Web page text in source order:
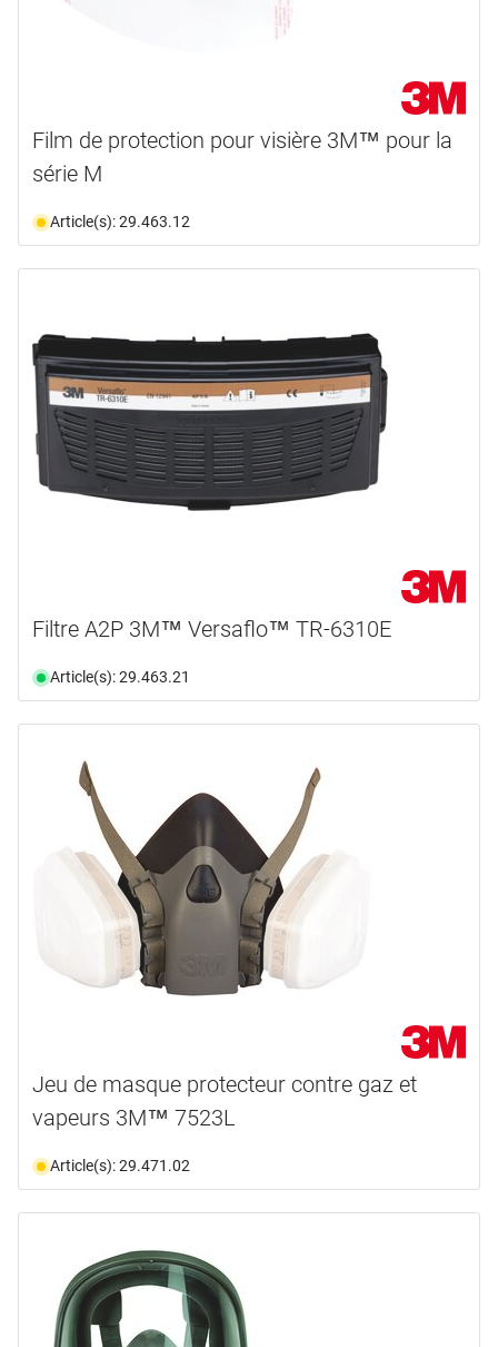
Film de protection pour visière 3M™ pour la
série M
Article(s): 29.463.12
Filtre A2P 3M™ Versaflo™ TR-6310E
Article(s): 29.463.21
Jeu de masque protecteur contre gaz et
vapeurs 3M™ 7523L
Article(s): 29.471.02